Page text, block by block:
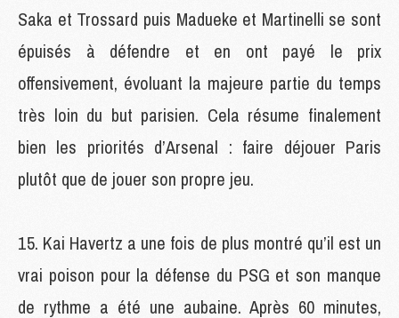
Saka et Trossard puis Madueke et Martinelli se sont
épuisés à défendre et en ont payé le prix
offensivement, évoluant la majeure partie du temps
très loin du but parisien. Cela résume finalement
bien les priorités d’Arsenal : faire déjouer Paris
plutôt que de jouer son propre jeu.
Kai Havertz a une fois de plus montré qu’il est un
vrai poison pour la défense du PSG et son manque
de rythme a été une aubaine. Après 60 minutes,